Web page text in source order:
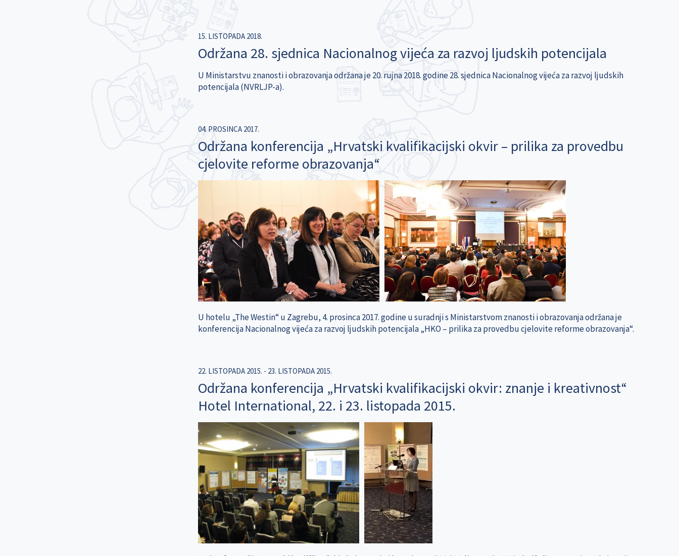
15. LISTOPADA 2018.
Održana 28. sjednica Nacionalnog vijeća za razvoj ljudskih potencijala
U Ministarstvu znanosti i obrazovanja održana je 20. rujna 2018. godine 28. sjednica Nacionalnog vijeća za razvoj ljudskih
potencijala (NVRLJP-a).
04. PROSINCA 2017.
Održana konferencija „Hrvatski kvalifikacijski okvir – prilika za provedbu
cjelovite reforme obrazovanja“
U hotelu „The Westin“ u Zagrebu, 4. prosinca 2017. godine u suradnji s Ministarstvom znanosti i obrazovanja održana je
konferencija Nacionalnog vijeća za razvoj ljudskih potencijala „HKO – prilika za provedbu cjelovite reforme obrazovanja“.
22. LISTOPADA 2015. - 23. LISTOPADA 2015.
Održana konferencija „Hrvatski kvalifikacijski okvir: znanje i kreativnost“
Hotel International, 22. i 23. listopada 2015.